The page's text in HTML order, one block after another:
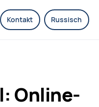
Kontakt Russisch
Online-